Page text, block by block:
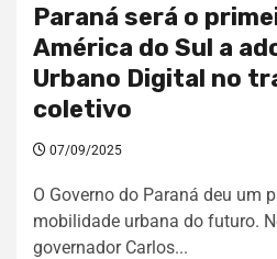
Paraná será o
América do Sul a
Urbano Digital no
coletivo
07/09/2025
O Governo do Paraná deu um
mobilidade urbana do futuro.
governador Carlos...